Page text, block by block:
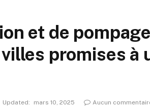
et de
promises à
Updated: mars 10, 2025 Aucun